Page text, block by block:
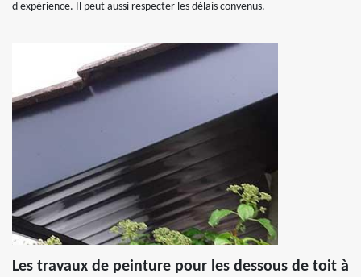
d'expérience. Il peut aussi respecter les délais convenus.
Les travaux de peinture pour les dessous de toit à